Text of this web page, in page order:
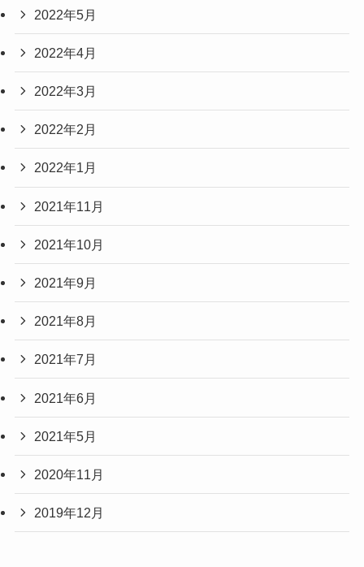
2022年5月
2022年4月
2022年3月
2022年2月
2022年1月
2021年11月
2021年10月
2021年9月
2021年8月
2021年7月
2021年6月
2021年5月
2020年11月
2019年12月